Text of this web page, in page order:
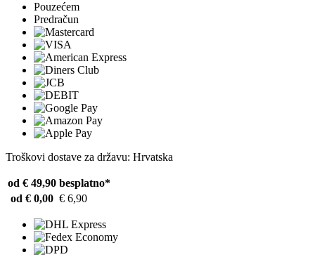
Pouzećem
Predračun
Troškovi dostave za državu: Hrvatska
od € 49,90 besplatno*
od € 0,00 € 6,90